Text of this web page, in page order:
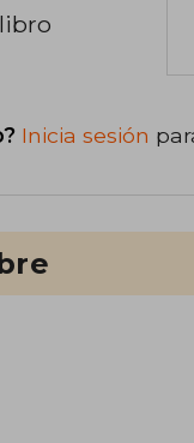
Inicia sesión